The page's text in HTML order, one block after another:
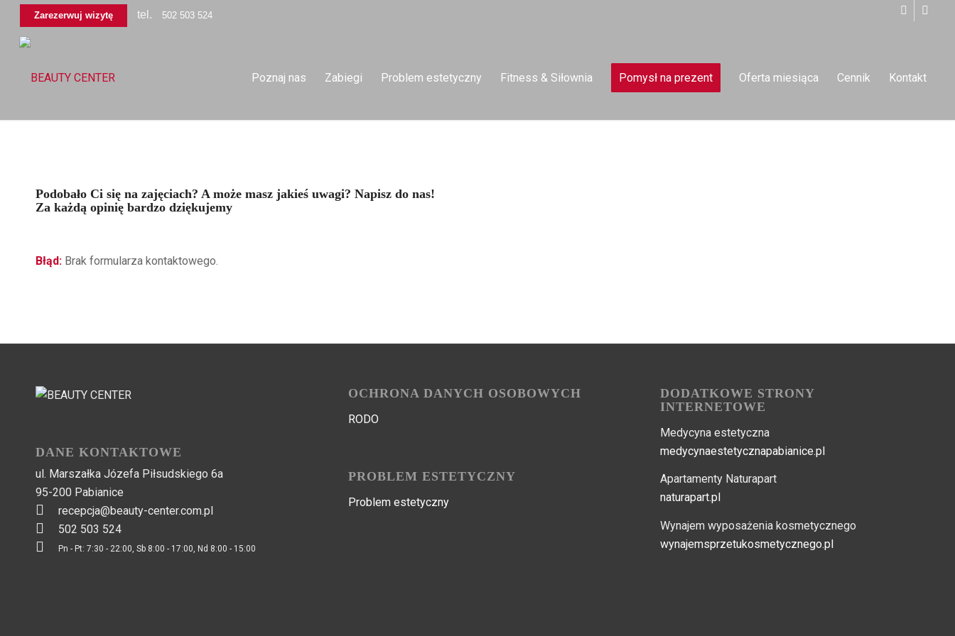
Zarezerwuj wizytę tel. 502 503 524
Poznaj nas Zabiegi Problem estetyczny Fitness & Siłownia Pomysł na prezent Oferta miesiąca Cennik Kontakt
Podobało Ci się na zajęciach? A może masz jakieś uwagi? Napisz do nas!
Za każdą opinię bardzo dziękujemy
Błąd: Brak formularza kontaktowego.
DANE KONTAKTOWE
ul. Marszałka Józefa Piłsudskiego 6a
95-200 Pabianice
recepcja@beauty-center.com.pl
502 503 524
Pn - Pt: 7:30 - 22:00, Sb 8:00 - 17:00, Nd 8:00 - 15:00
OCHRONA DANYCH OSOBOWYCH
RODO
PROBLEM ESTETYCZNY
Problem estetyczny
DODATKOWE STRONY
INTERNETOWE
Medycyna estetyczna
medycynaestetycznapabianice.pl
Apartamenty Naturapart
naturapart.pl
Wynajem wyposażenia kosmetycznego
wynajemsprzetukosmetycznego.pl